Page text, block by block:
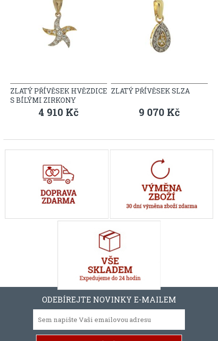
ZLATÝ PŘÍVĚSEK HVĚZDICE
S BÍLÝMI ZIRKONY
4 910 Kč
ZLATÝ PŘÍVĚSEK SLZA
9 070 Kč
ODEBÍREJTE NOVINKY E-MAILEM